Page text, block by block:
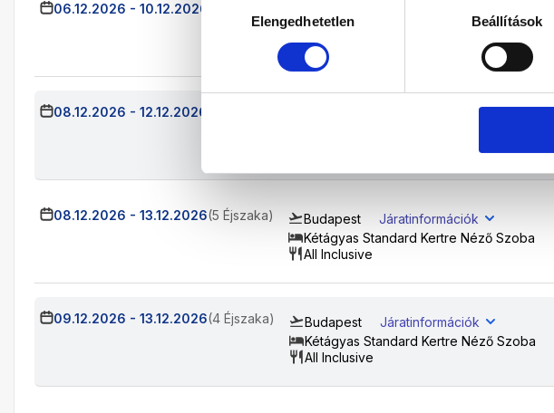
kiválasztásaElengedhetetlen Beállítások
06.12.2026 - 10.12.2026
Kétágyas Standard Kertre Néző Szoba
All Inclusive
08.12.2026 - 12.12.2026
08.12.2026 - 13.12.2026(5 Éjszaka) Budapest
Járatinformációk
Kétágyas Standard Kertre Néző Szoba
All Inclusive
09.12.2026 - 13.12.2026(4 Éjszaka) Budapest
Járatinformációk
Kétágyas Standard Kertre Néző Szoba
All Inclusive